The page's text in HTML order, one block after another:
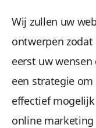
Wij zullen uw
ontwerpen
eerst uw
een strategie
effectief
online